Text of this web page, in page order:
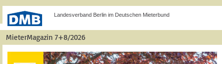
Landesverband Berlin im Deutschen Mieterbund
MieterMagazin 7+8/2026